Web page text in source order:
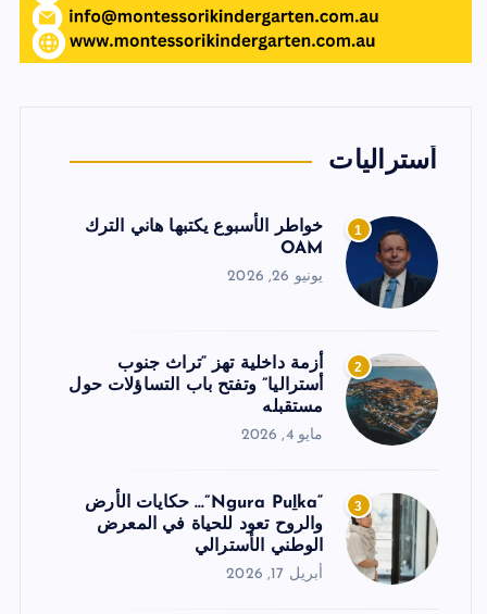
أستراليات
1
خواطر الأسبوع يكتبها هاني الترك
OAM
يونيو 26, 2026
2
أزمة داخلية تهز “تراث جنوب
أستراليا” وتفتح باب التساؤلات حول
مستقبله
مايو 4, 2026
3
“Ngura Puḻka”… حكايات الأرض
والروح تعود للحياة في المعرض
الوطني الأسترالي
أبريل 17, 2026